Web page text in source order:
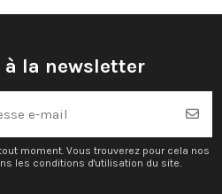
la newsletter
moment. Vous trouverez pour cela nos
les conditions d'utilisation du site.